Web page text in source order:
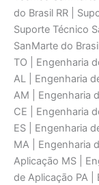
do Brasil RR |
Suporte Técnico
SanMarte do
TO | Engenharia
AL | Engenharia
AM | Engenharia
CE | Engenharia
ES | Engenharia
MA | Engenharia
Aplicaçāo MS |
de Aplicaçāo PA |